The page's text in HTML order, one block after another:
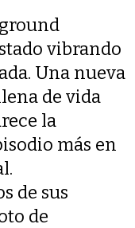
vibrando
Una nueva
de vida
la
más en
de sus
de